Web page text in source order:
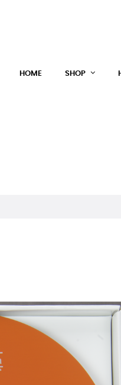
HOME SHOP